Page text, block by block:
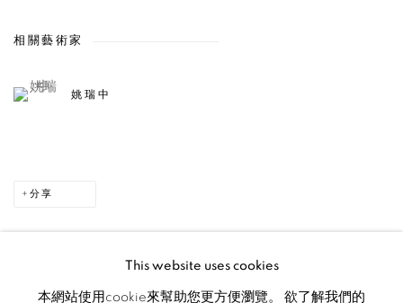
相關藝術家
姚瑞中
分享
This website uses cookies
本網站使用cookie來幫助您更方便瀏覽。 欲了解我們的